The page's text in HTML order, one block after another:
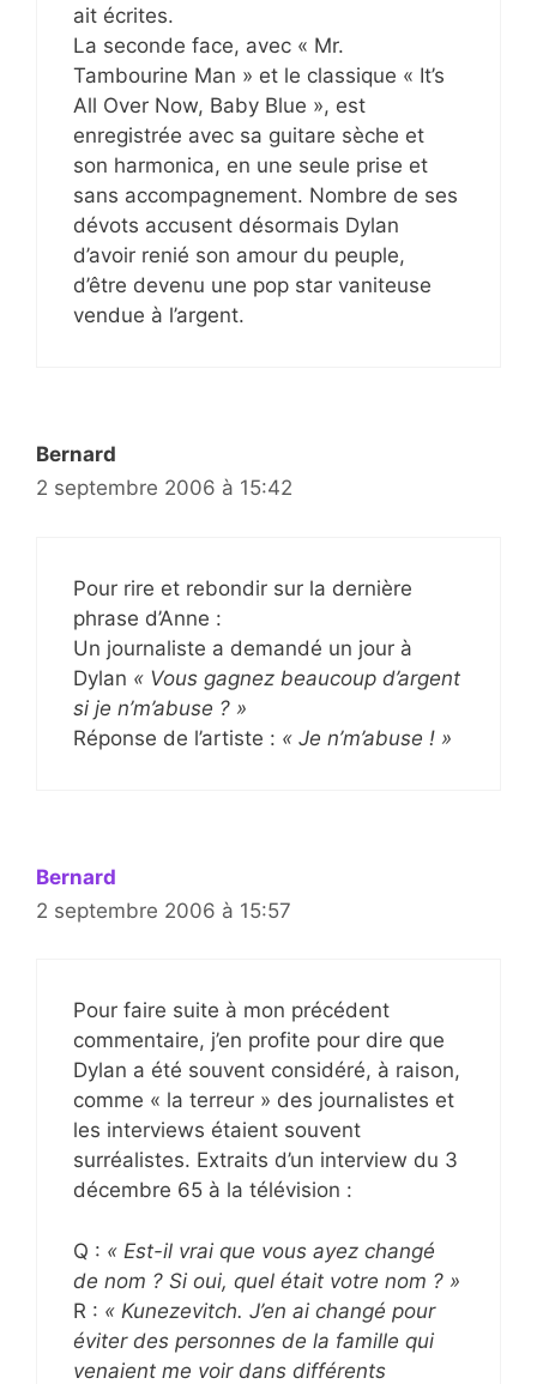
ait écrites.
La seconde face, avec « Mr.
Tambourine Man » et le classique « It’s
All Over Now, Baby Blue », est
enregistrée avec sa guitare sèche et
son harmonica, en une seule prise et
sans accompagnement. Nombre de ses
dévots accusent désormais Dylan
d’avoir renié son amour du peuple,
d’être devenu une pop star vaniteuse
vendue à l’argent.
Bernard
2 septembre 2006 à 15:42
Pour rire et rebondir sur la dernière
phrase d’Anne :
Un journaliste a demandé un jour à
Dylan « Vous gagnez beaucoup d’argent
si je n’m’abuse ? »
Réponse de l’artiste : « Je n’m’abuse ! »
Bernard
2 septembre 2006 à 15:57
Pour faire suite à mon précédent
commentaire, j’en profite pour dire que
Dylan a été souvent considéré, à raison,
comme « la terreur » des journalistes et
les interviews étaient souvent
surréalistes. Extraits d’un interview du 3
décembre 65 à la télévision :
Q : « Est-il vrai que vous ayez changé
de nom ? Si oui, quel était votre nom ? »
R : « Kunezevitch. J’en ai changé pour
éviter des personnes de la famille qui
venaient me voir dans différents